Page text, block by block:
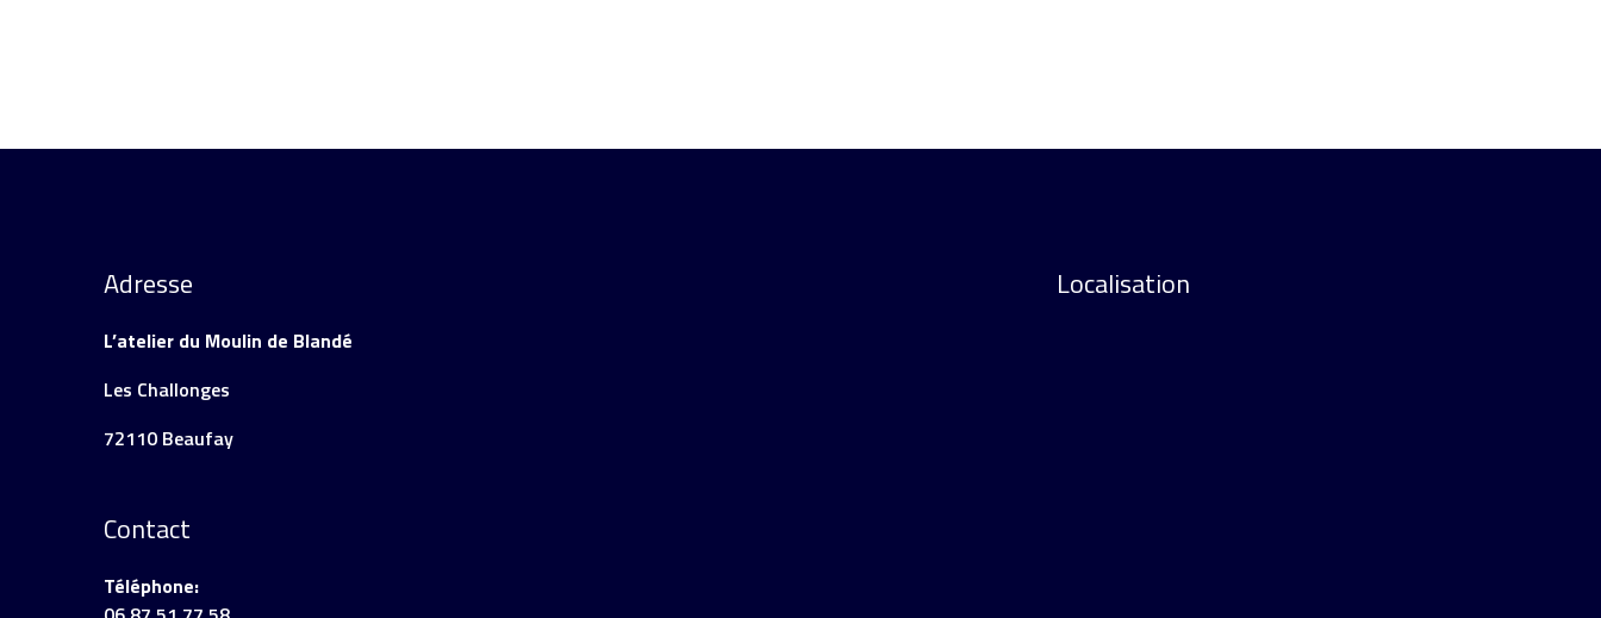
Adresse
L’atelier du Moulin de Blandé
Les Challonges
72110 Beaufay
Contact
Téléphone:
Localisation